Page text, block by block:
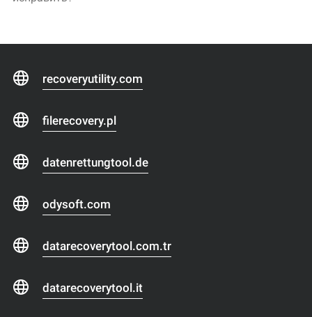
recoveryutility.com
filerecovery.pl
datenrettungtool.de
odysoft.com
datarecoverytool.com.tr
datarecoverytool.it